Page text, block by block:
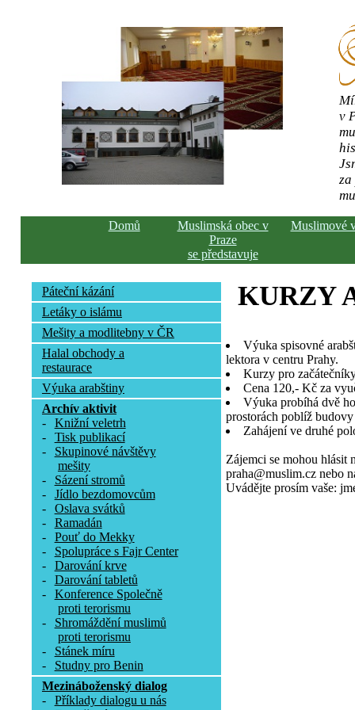
v
Domů
Muslimská obec v
Praze
se představuje
Muslimové
Páteční kázání
Letáky o islámu
Mešity a modlitebny v ČR
Halal obchody a
restaurace
Výuka arabštiny
Archív aktivit
-
Knižní veletrh
-
Tisk publikací
-
Skupinové návštěvy
mešity
-
Sázení stromů
-
Jídlo bezdomovcům
-
Oslava svátků
-
Ramadán
-
Pouť do Mekky
-
Spolupráce s Fajr Center
-
Darování krve
-
Darování tabletů
-
Konference Společně
proti terorismu
-
Shromáždění muslimů
proti terorismu
-
Stánek míru
-
Studny pro Benin
Mezináboženský dialog
-
Příklady dialogu u nás
KURZY
Výuka spisovné
lektora v centru Prahy.
Kurzy pro
Cena 120,- Kč za
Výuka probíhá dvě
prostorách poblíž
Zahájení ve druhé
Zájemci se mohou hlásit
praha@muslim.cz nebo
Uvádějte prosím vaše: